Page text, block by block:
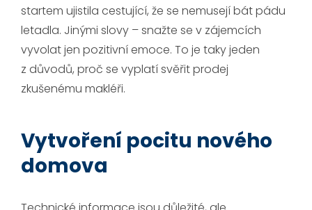
startem ujistila cestující, že se nemusejí bát pádu
letadla. Jinými slovy – snažte se v zájemcích
vyvolat jen pozitivní emoce. To je taky jeden
z důvodů, proč se vyplatí svěřit prodej
zkušenému makléři.
Vytvoření pocitu nového
domova